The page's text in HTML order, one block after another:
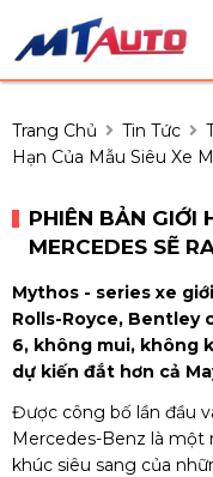
Trang Chủ Tin Tức
Hạn Của Mẫu Siêu Xe
PHIÊN BẢN GIỚI
MERCEDES SẼ
Mythos - series xe
Rolls-Royce,
6, không mui, không
dự kiến đắt hơn cả
Được công bố lần đầu
Mercedes-Benz là một
khúc siêu sang của